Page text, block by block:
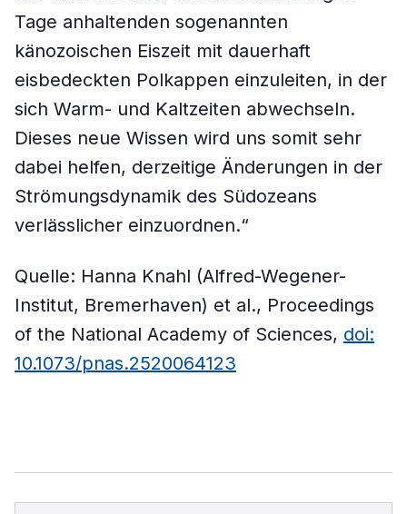
Tage anhaltenden sogenannten
känozoischen Eiszeit mit dauerhaft
eisbedeckten Polkappen einzuleiten, in der
sich Warm- und Kaltzeiten abwechseln.
Dieses neue Wissen wird uns somit sehr
dabei helfen, derzeitige Änderungen in der
Strömungsdynamik des Südozeans
verlässlicher einzuordnen.“
Quelle: Hanna Knahl (Alfred-Wegener-
Institut, Bremerhaven) et al., Proceedings
of the National Academy of Sciences, doi:
10.1073/pnas.2520064123